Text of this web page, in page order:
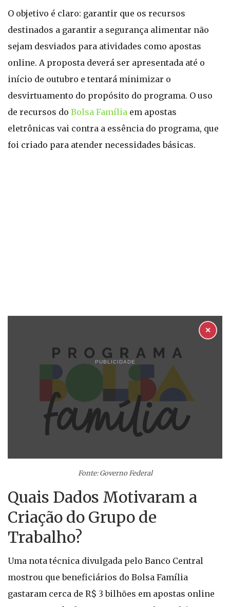
O objetivo é claro: garantir que os recursos
destinados a garantir a segurança alimentar não
sejam desviados para atividades como apostas
online. A proposta deverá ser apresentada até o
início de outubro e tentará minimizar o
desvirtuamento do propósito do programa. O uso
de recursos do Bolsa Família em apostas
eletrônicas vai contra a essência do programa, que
foi criado para atender necessidades básicas.
PUBLICIDADE
✕
Fonte: Governo Federal
Quais Dados Motivaram a
Criação do Grupo de
Trabalho?
Uma nota técnica divulgada pelo Banco Central
mostrou que beneficiários do Bolsa Família
gastaram cerca de R$ 3 bilhões em apostas online